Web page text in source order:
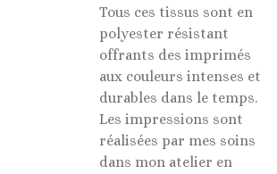
Tous ces tissus sont en
polyester résistant
offrants des imprimés
aux couleurs intenses et
durables dans le temps.
Les impressions sont
réalisées par mes soins
dans mon atelier en